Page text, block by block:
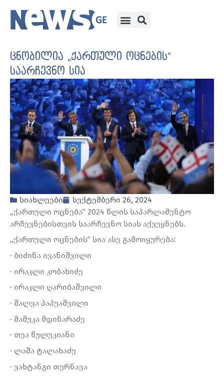
ცნობილია „ქართული ოცნების“
საარჩევნო სია
სიახლეები
სექტემბერი 26, 2024
„ქართული ოცნება“ 2024 წლის საპარლამენტო
არჩევნებისთვის საარჩევნო სიას აქვეყნებს.
„ქართული ოცნების“ სია ასე გამოიყურება:
· ბიძინა ივანიშვილი
· ირაკლი კობახიძე
· ირაკლი ღარიბაშვილი
· შალვა პაპუაშვილი
· მამუკა მდინარაძე
· თეა წულუკიანი
· ლაშა ტალახაძე
· ვახტანგი თურნავა